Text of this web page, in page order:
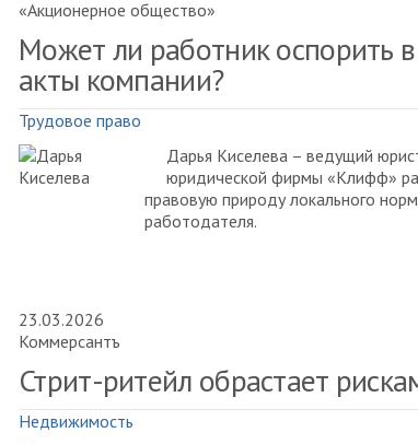
«Акционерное общество»
Может ли работник оспорить
акты компании?
Трудовое право
Дарья Киселева – ведущий
юридической фирмы «Клифф»
правовую природу локального
работодателя.
23.03.2026
Коммерсантъ
Стрит-ритейл обрастает
Недвижимость